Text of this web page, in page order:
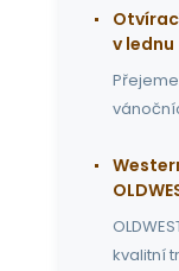
v lednu
kvalitní